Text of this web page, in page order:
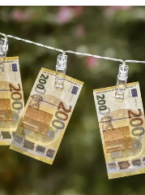
Attualità
Economia e lavoro
Italia Mondo
Sanità
Sport